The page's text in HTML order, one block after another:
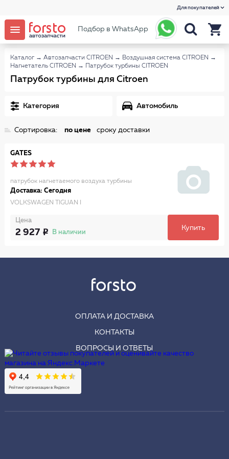
Для покупателей
Подбор в WhatsApp
Каталог → Автозапчасти CITROEN → Воздушная система CITROEN →
Нагнетатель CITROEN → Патрубок турбины CITROEN
Патрубок турбины для Citroen
Категория Автомобиль
Сортировка: по цене сроку доставки
GATES
патрубок нагнетаемого воздуха турбины
Доставка: Сегодня
VOLKSWAGEN TIGUAN I
Цена
2 927 В наличии
Купить
ОПЛАТА И ДОСТАВКА
КОНТАКТЫ
ВОПРОСЫ И ОТВЕТЫ